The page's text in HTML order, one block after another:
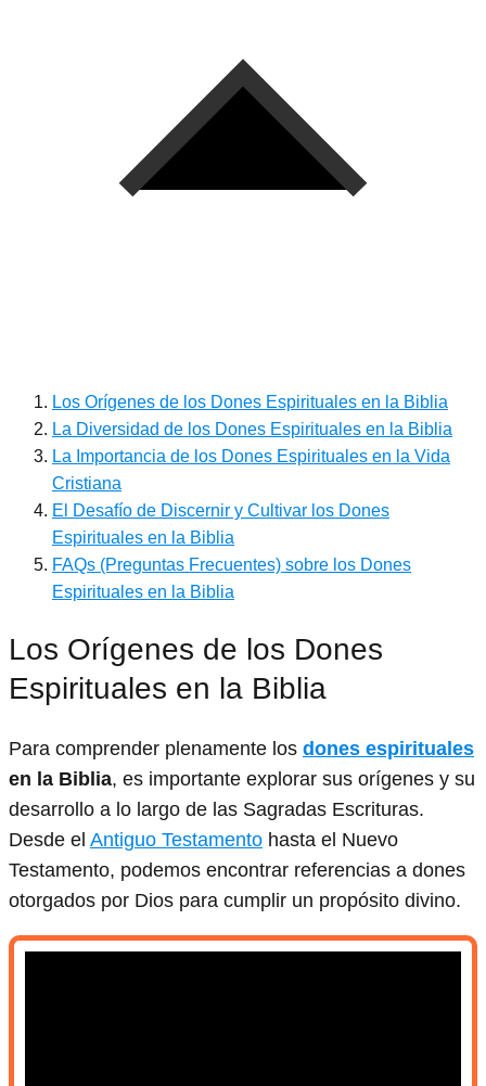
Los Orígenes de los Dones Espirituales en la Biblia
La Diversidad de los Dones Espirituales en la Biblia
La Importancia de los Dones Espirituales en la Vida
Cristiana
El Desafío de Discernir y Cultivar los Dones
Espirituales en la Biblia
FAQs (Preguntas Frecuentes) sobre los Dones
Espirituales en la Biblia
Los Orígenes de los Dones
Espirituales en la Biblia
Para comprender plenamente los dones espirituales
en la Biblia, es importante explorar sus orígenes y su
desarrollo a lo largo de las Sagradas Escrituras.
Desde el Antiguo Testamento hasta el Nuevo
Testamento, podemos encontrar referencias a dones
otorgados por Dios para cumplir un propósito divino.